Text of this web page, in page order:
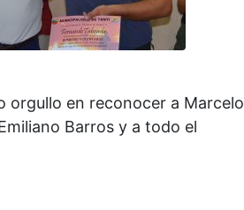
orgullo en reconocer a Marcelo
Barros y a todo el